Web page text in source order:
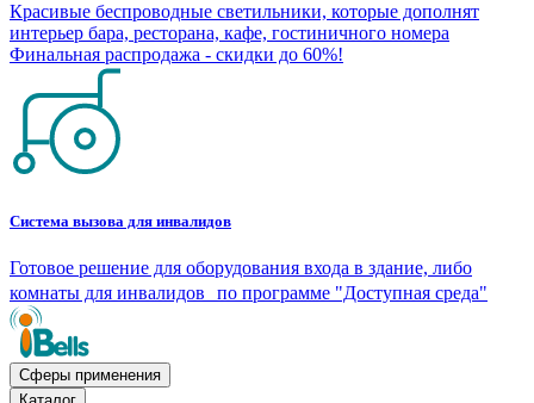
Красивые беспроводные светильники, которые дополнят
интерьер бара, ресторана, кафе, гостиничного номера
Финальная распродажа - скидки до 60%!
Система вызова для инвалидов
Готовое решение для оборудования входа в здание, либо
комнаты для инвалидов по программе "Доступная среда"
Сферы применения